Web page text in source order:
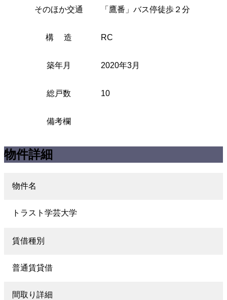
そのほか交通 「鷹番」バス停徒歩２分
構 造 RC
築年月 2020年3月
総戸数 10
備考欄
物件詳細
物件名
トラスト学芸大学
賃借種別
普通賃貸借
間取り詳細